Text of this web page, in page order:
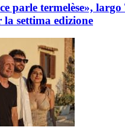
ce parle termelèse»,
settima edizione